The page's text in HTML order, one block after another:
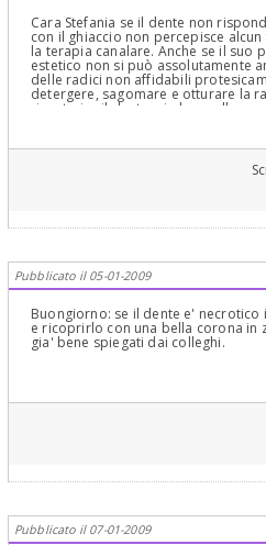
Cara Stefania se il dente non
con il ghiaccio non percepisce
la terapia canalare. Anche se il suo
estetico non si può assolutamente
delle radici non affidabili
detergere, sagomare e otturare la
ricostruire il dente e in base alla
dentista sarà in grado di decidere
Pubblicato il 05-01-2009
Buongiorno: se il dente e'
e ricoprirlo con una bella corona in
gia' bene spiegati dai colleghi.
Pubblicato il 07-01-2009